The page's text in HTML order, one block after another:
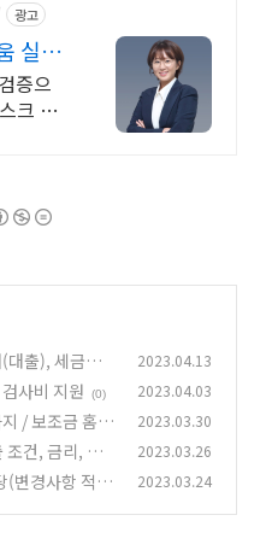
광고
실시
증으
크 관
대출), 세금면
2023.04.13
사비 지원 (0) 2023.04.03
/ 보조금 홈페
2023.03.30
조건, 금리, 한
2023.03.26
(변경사항 적
2023.03.24